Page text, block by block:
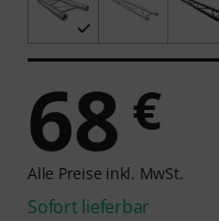
68 €
Alle Preise inkl. MwSt.
Sofort lieferbar